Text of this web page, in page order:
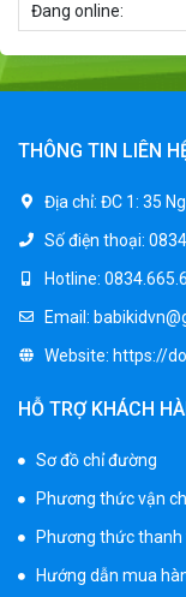
Đang online:
THÔNG TIN LIÊN
Địa chỉ: ĐC 1: 35
Số điện thoại:
Hotline:
Email:
Website: https://
HỖ TRỢ KHÁCH
Sơ đồ chỉ đường
Phương thức vận
Phương thức thanh
Hướng dẫn mua